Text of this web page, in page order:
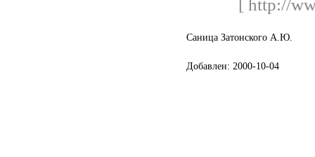
[ http://
Саница Затонского А.Ю.
Добавлен: 2000-10-04